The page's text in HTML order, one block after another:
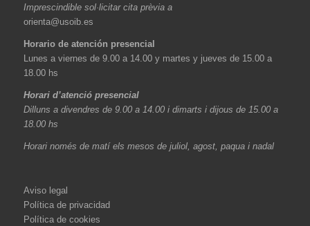
Imprescindible sol·licitar cita prèvia a
orienta@usoib.es
Horario de atención presencial
Lunes a viernes de 9.00 a 14.00 y martes y jueves de 15.00 a
18.00 hs
Horari d’atenció presencial
Dilluns a divendres de 9.00 a 14.00 i dimarts i dijous de 15.00 a
18.00 hs
Horari només de matí els mesos de juliol, agost, paqua i nadal
Aviso legal
Política de privacidad
Política de cookies